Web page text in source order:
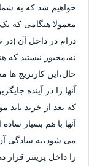
خواهیم شد که به
معمولا هنگامی که
درام در داخل آن (در
نه،مجبور نیستید که
حال،این کارتریج ها
آنها را در آینده
که بعد از خرید باید
آنها با هم بسیار
می شود،به سادگی
را داخل پرینتر قرار